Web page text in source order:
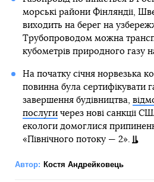
морські райони Фінляндії,
виходить на берег на
Трубопроводом можна
кубометрів природного газу
На початку січня норвезька
повинна була сертифікувати
завершення будівництва,
послугичерез нові санкції
екологи домоглися
«Північного потоку — 2».
Автор: Костя Андрейковець